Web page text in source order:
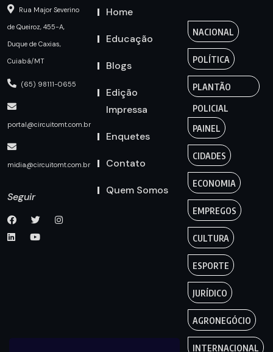
Rua Major Severino
de Queiroz, 455-A,
Duque de Caxias,
Cuiabá/MT
(65) 98111-0655
portal@circuitomt.com.br
midia@circuitomt.com.br
Seguir
Home
Educação
Blogs
Edição
Impressa
Enquetes
Contato
Quem Somos
NACIONAL
POLÍTICA
PLANTÃO
POLICIAL
PAINEL
CIDADES
ECONOMIA
EMPREGOS
CULTURA
ESPORTE
JURÍDICO
AGRONEGÓCIO
INTERNACIONAL